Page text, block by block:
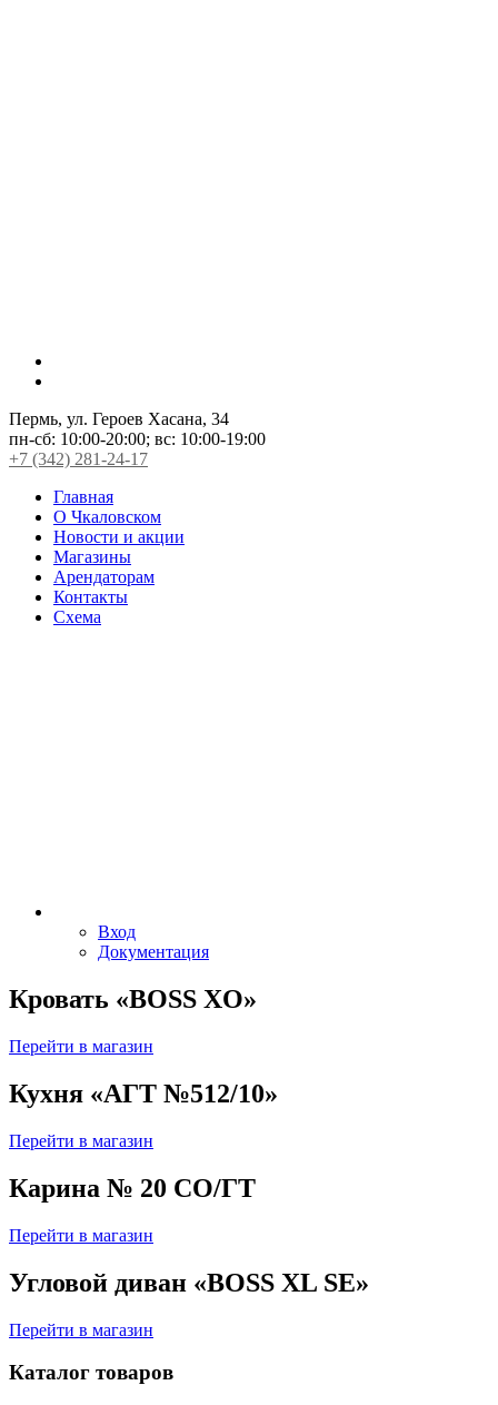
Пермь, ул. Героев Хасана, 34
пн-сб: 10:00-20:00; вс: 10:00-19:00
+7 (342) 281-24-17
Главная
О Чкаловском
Новости и акции
Магазины
Арендаторам
Контакты
Схема
Вход
Документация
Кровать «BOSS XO»
Перейти в магазин
Кухня «АГТ №512/10»
Перейти в магазин
Карина № 20 СО/ГТ
Перейти в магазин
Угловой диван «BOSS XL SE»
Перейти в магазин
Каталог товаров